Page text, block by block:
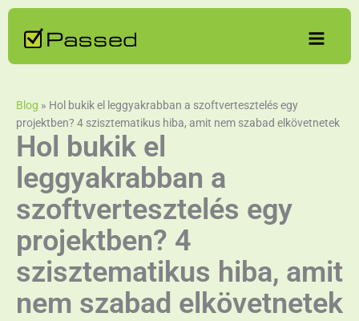
Skip
content
Blog » Hol bukik el leggyakrabban a szoftvertesztelés egy
projektben? 4 szisztematikus hiba, amit nem szabad elkövetnetek
Hol bukik el
leggyakrabban a
szoftvertesztelés egy
projektben? 4
szisztematikus hiba, amit
nem szabad elkövetnetek